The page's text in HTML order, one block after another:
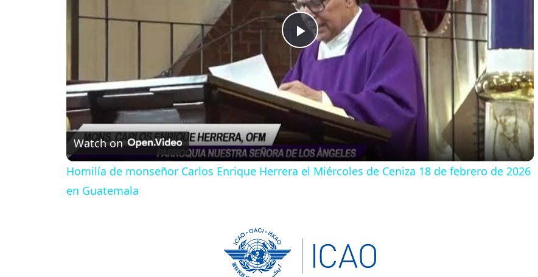
P
l
a
y
Watch on
Homilía de monseñor Carlos Enrique Herrera el Miércoles de Ceniza 18 de febrero de 2026
en Guatemala